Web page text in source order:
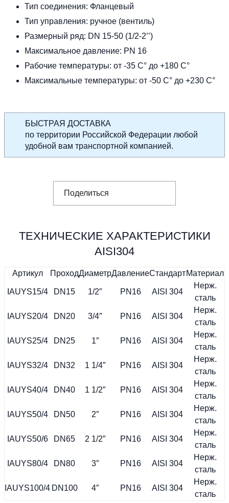
Тип соединения: Фланцевый
Тип управления: ручное (вентиль)
Размерный ряд: DN 15-50 (1/2-2’’)
Максимальное давление: PN 16
Рабочие температуры: от -35 С° до +180 С°
Максимальные температуры: от -50 С° до +230 С°
БЫСТРАЯ ДОСТАВКА
по территории Российской Федерации любой
удобной вам транспортной компанией.
Поделиться
ТЕХНИЧЕСКИЕ ХАРАКТЕРИСТИКИ
AISI304
Артикул ПроходДиаметрДавлениеСтандартМатериал
IAUYS15/4 DN15 1/2″ PN16 AISI 304
Нерж.
сталь
IAUYS20/4 DN20 3/4″ PN16 AISI 304
Нерж.
сталь
IAUYS25/4 DN25 1″ PN16 AISI 304
Нерж.
сталь
IAUYS32/4 DN32 1 1/4″ PN16 AISI 304
Нерж.
сталь
IAUYS40/4 DN40 1 1/2″ PN16 AISI 304
Нерж.
сталь
IAUYS50/4 DN50 2″ PN16 AISI 304
Нерж.
сталь
IAUYS50/6 DN65 2 1/2″ PN16 AISI 304
Нерж.
сталь
IAUYS80/4 DN80 3″ PN16 AISI 304
Нерж.
сталь
IAUYS100/4 DN100 4″ PN16 AISI 304
Нерж.
сталь